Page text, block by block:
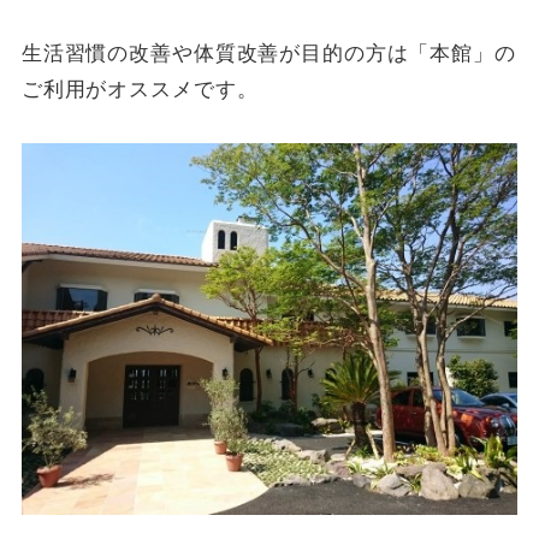
生活習慣の改善や体質改善が目的の方は「本館」の
ご利用がオススメです。